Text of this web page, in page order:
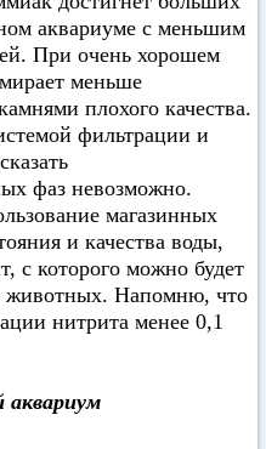
аквариуме с меньшим
При очень хорошем
меньше
плохого качества.
фильтрации и
фаз невозможно.
магазинных
и качества воды,
с которого можно будет
животных. Напомню, что
нитрита менее 0,1
аквариум